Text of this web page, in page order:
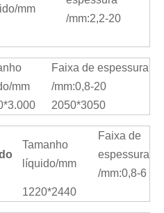
mm
/mm:2,2-20
mm
Faixa de espessura
/mm:0,8-20
2050*3050
Tamanho
líquido/mm
Faixa de
espessura
/mm:0,8-6
1220*2440